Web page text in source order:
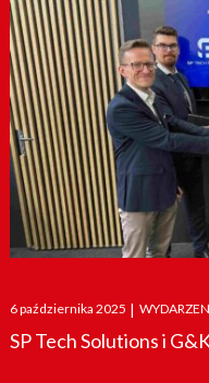
Posted
on
6 października 2025 |
SP Tech Solutions i